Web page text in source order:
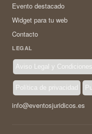
Evento destacado
Widget para tu web
Contacto
LEGAL
Aviso Legal y
Política de privacidad
info@eventosjuridicos.es